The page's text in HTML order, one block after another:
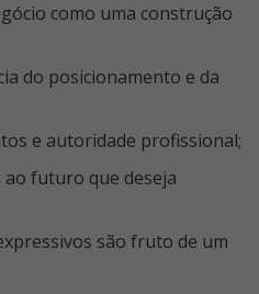
e autoridade profissional;